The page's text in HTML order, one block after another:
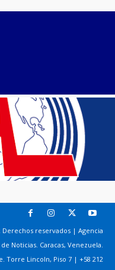
Derechos reservados | Agencia
Noticias. Caracas, Venezuela.
Torre Lincoln, Piso 7 | +58 212